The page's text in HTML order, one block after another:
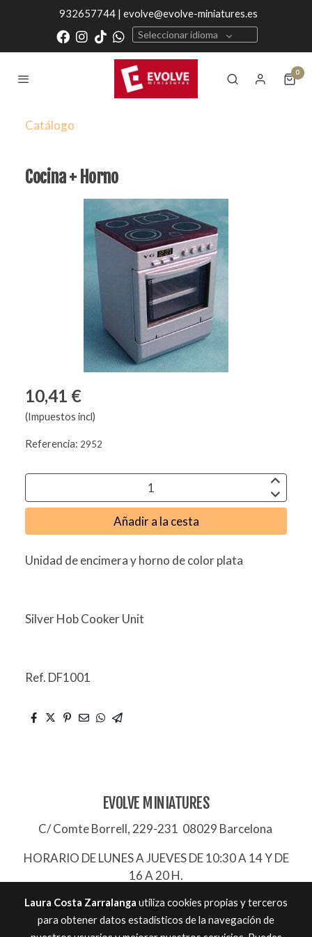
932657744 | evolve@evolve-miniatures.es
Seleccionar idioma
0
Catálogo
Cocina + Horno
10,41 €
(Impuestos incl)
Referencia: 2952
Añadir a la cesta
Unidad de encimera y horno de color plata
Silver Hob Cooker Unit
Ref. DF1001
EVOLVE MINIATURES
C/ Comte Borrell, 229-231 08029 Barcelona
HORARIO DE LUNES A JUEVES DE 10:30 A 14 Y DE
16 A 20 H.
932657744|evolve@evolve-miniatures.es
Laura Costa Zarralanga utiliza cookies propias y terceros
para obtener datos estadísticos de la navegación de